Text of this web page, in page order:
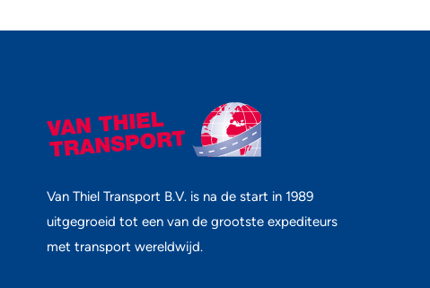
Van Thiel Transport B.V. is na de start in 1989
uitgegroeid tot een van de grootste expediteurs
met transport wereldwijd.